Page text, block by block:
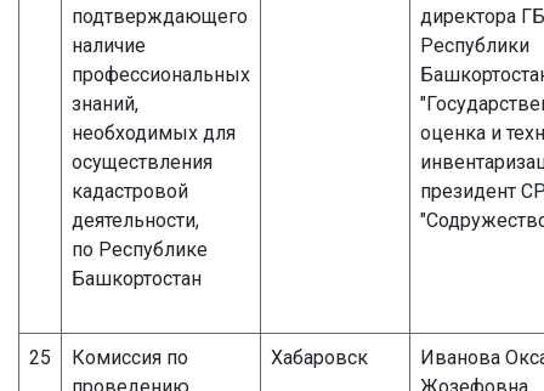
подтверждающего
наличие
профессиональных
знаний,
необходимых для
осуществления
кадастровой
деятельности,
по Республике
Башкортостан
директора
Республики
оценка и
президент
25
Комиссия по
проведению
Хабаровск
Иванова
Жозефовна